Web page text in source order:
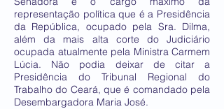
representação política que é a Presidência
da República, ocupado pela Sra. Dilma,
além da mais alta corte do Judiciário
ocupada atualmente pela Ministra Carmem
Lúcia. Não podia deixar de citar a
Presidência do Tribunal Regional do
Trabalho do Ceará, que é comandado pela
Desembargadora Maria José.